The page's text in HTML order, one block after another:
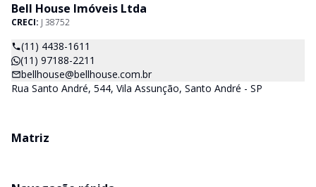
Bell House Imóveis Ltda
CRECI: J 38752
(11) 4438-1611
(11) 97188-2211
bellhouse@bellhouse.com.br
Rua Santo André, 544, Vila Assunção, Santo André - SP
Matriz